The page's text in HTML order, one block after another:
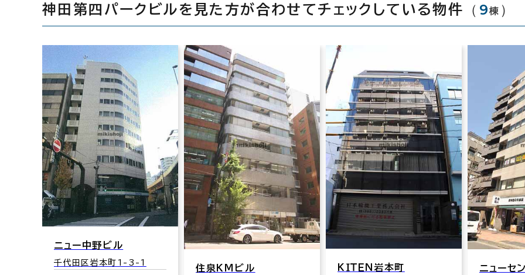
神田第四パークビルを見た方が合わせてチェックしている物件 （ 9棟 ）
ニュー中野ビル
千代田区岩本町1-3-1
住泉ＫＭビル ＫＩＴＥＮ岩本町 ニューセ